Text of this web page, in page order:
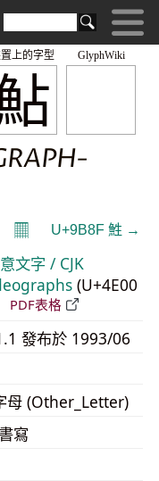
GlyphWiki
上的字型
𝄜 U+9B8F 鮏 →
文字 / CJK
(U+4E00
PDF表格
發布於 1993/06
母 (Other_Letter)
寫